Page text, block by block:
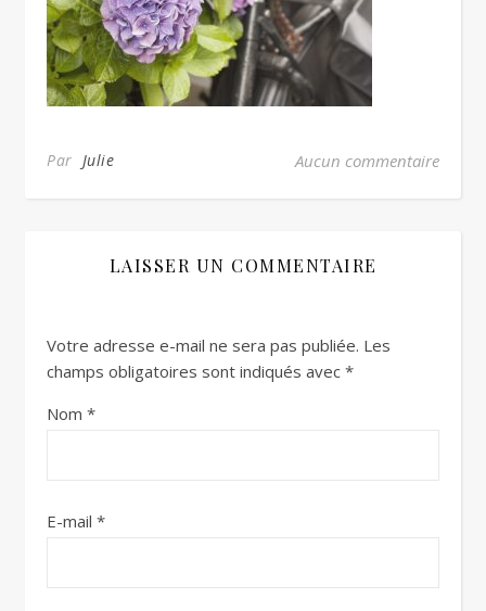
Par Julie Aucun commentaire
LAISSER UN COMMENTAIRE
Votre adresse e-mail ne sera pas publiée. Les
champs obligatoires sont indiqués avec *
Nom *
E-mail *